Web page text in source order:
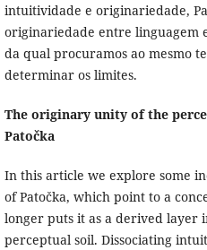
intuitividade e originariedade,
originariedade entre linguagem
da qual procuramos ao mesmo
determinar os limites.
The originary unity of the
Patočka
In this article we explore some
of Patočka, which point to a
longer puts it as a derived layer
perceptual soil. Dissociating